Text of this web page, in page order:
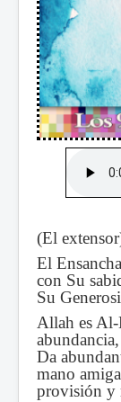
(El
El
con Su
Su
Allah es
Da
mano
provisión y